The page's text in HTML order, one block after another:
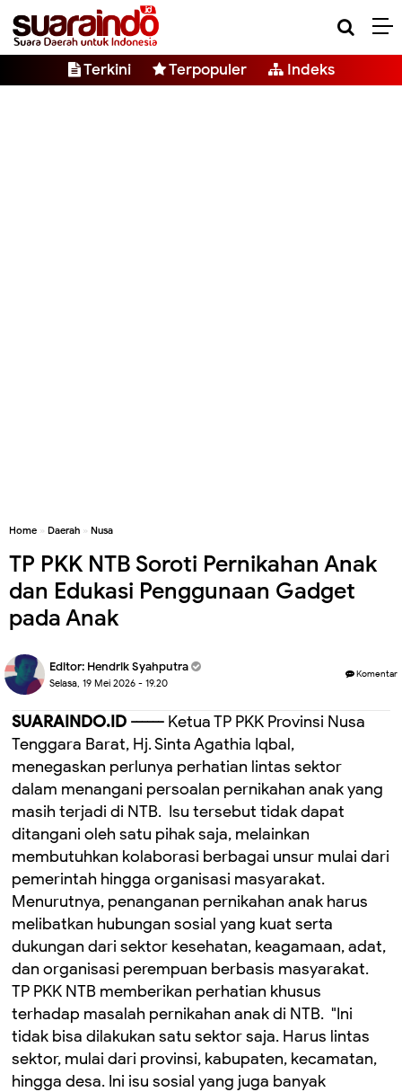
Terkini Terpopuler Indeks
Home » Daerah » Nusa
TP PKK NTB Soroti Pernikahan Anak
dan Edukasi Penggunaan Gadget
pada Anak
Editor: Hendrik Syahputra
Selasa, 19 Mei 2026 - 19.20
Komentar
SUARAINDO.ID ------ Ketua TP PKK Provinsi Nusa
Tenggara Barat, Hj. Sinta Agathia Iqbal,
menegaskan perlunya perhatian lintas sektor
dalam menangani persoalan pernikahan anak yang
masih terjadi di NTB. ‎ ‎Isu tersebut tidak dapat
ditangani oleh satu pihak saja, melainkan
membutuhkan kolaborasi berbagai unsur mulai dari
pemerintah hingga organisasi masyarakat. ‎
‎Menurutnya, penanganan pernikahan anak harus
melibatkan hubungan sosial yang kuat serta
dukungan dari sektor kesehatan, keagamaan, adat,
dan organisasi perempuan berbasis masyarakat. ‎
‎TP PKK NTB memberikan perhatian khusus
terhadap masalah pernikahan anak di NTB. ‎ ‎"Ini
tidak bisa dilakukan satu sektor saja. Harus lintas
sektor, mulai dari provinsi, kabupaten, kecamatan,
hingga desa. Ini isu sosial yang juga banyak